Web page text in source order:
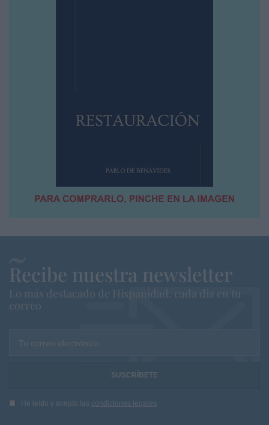
Recibe nuestra newsletter
Lo más destacado de Hispanidad, cada dia en tu
correo
Tu correo electrónico...
He leído y acepto las condiciones legales